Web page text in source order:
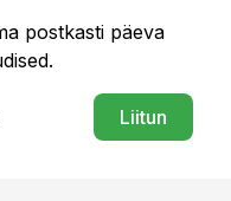
postkasti päeva
Liitun